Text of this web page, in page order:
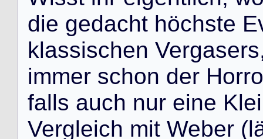
die gedacht höchste E
klassischen Vergasers
immer schon der Horro
falls auch nur eine Klei
Vergleich mit Weber (l